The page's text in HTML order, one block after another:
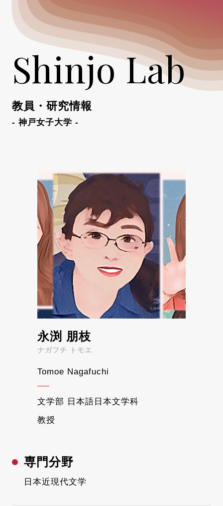
Shinjo Lab
教員・研究情報
- 神戸女子大学 -
永渕 朋枝
ナガフチ トモエ
Tomoe Nagafuchi
文学部 日本語日本文学科
教授
専門分野
日本近現代文学